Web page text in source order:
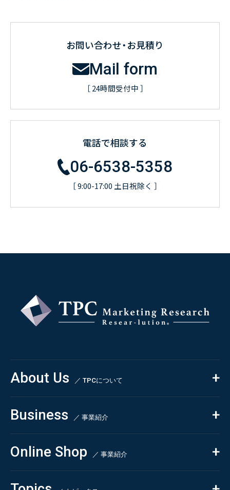
お問い合わせ・お見積り
Mail form
［ 24時間受付中 ］
電話で相談する
06-6538-5358
［ 9:00-17:00 土日祝除く ］
About Us ／ TPCについて
私たちの強み
会社概要・沿革
CSR
Business ／ 事業紹介
コンサルティング
依頼・受託調査
- 市場調査
- 競合調査
Online Shop ／ 事業紹介
Beauty & Cosmetics